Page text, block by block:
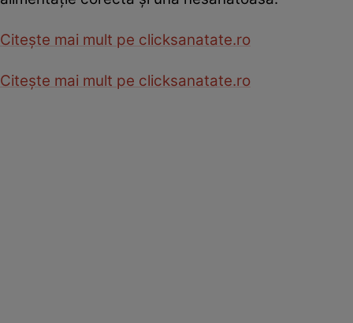
Citeşte mai mult pe clicksanatate.ro
Citeşte mai mult pe clicksanatate.ro